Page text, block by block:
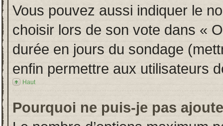
Vous pouvez aussi indiquer le
choisir lors de son vote dans «
durée en jours du sondage
enfin permettre aux utilisateurs
Haut
Pourquoi ne puis-je pas